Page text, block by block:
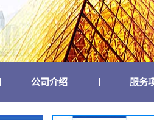
公司介绍(current) 服务